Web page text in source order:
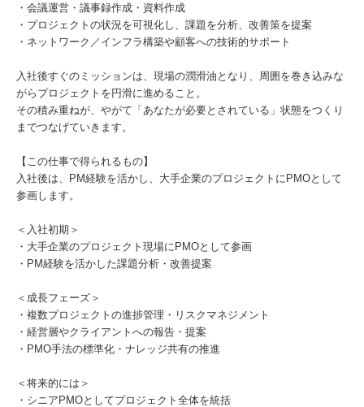
・会議運営・議事録作成・資料作成
・プロジェクトの状況を可視化し、課題を分析、改善策を提案
・ネットワーク／インフラ構築や顧客への技術的サポート
入社後すぐのミッションは、現場の潤滑油となり、周囲を巻き込みな
がらプロジェクトを円滑に進めること。
その積み重ねが、やがて「あなたが必要とされている」状態をつくり
までつなげていきます。
【この仕事で得られるもの】
入社後は、PM経験を活かし、大手企業のプロジェクトにPMOとして
参画します。
＜入社初期＞
・大手企業のプロジェクト現場にPMOとして参画
・PM経験を活かした課題分析・改善提案
＜成長フェーズ＞
・複数プロジェクトの進捗管理・リスクマネジメント
・経営層やクライアントへの報告・提案
・PMO手法の標準化・ナレッジ共有の推進
＜将来的には＞
・シニアPMOとしてプロジェクト全体を統括